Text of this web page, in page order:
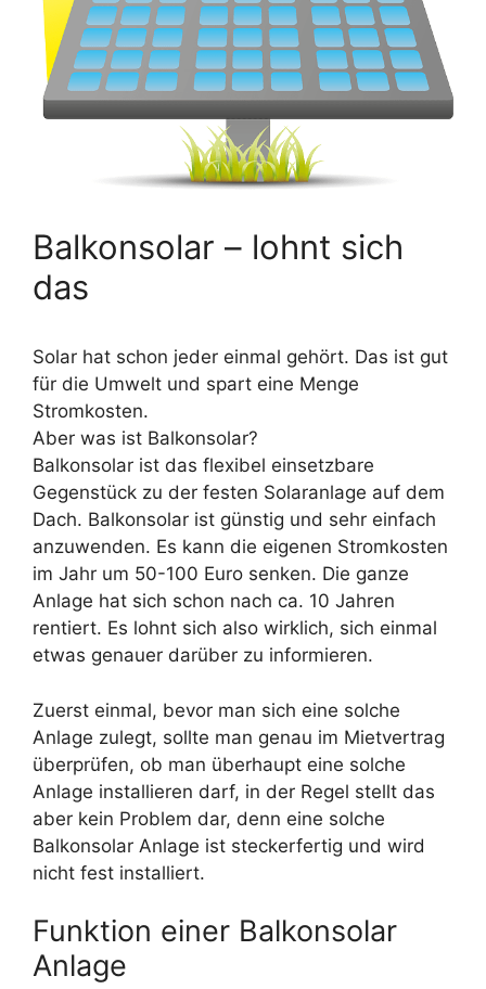
Balkonsolar – lohnt sich
das
Solar hat schon jeder einmal gehört. Das ist gut
für die Umwelt und spart eine Menge
Stromkosten.
Aber was ist Balkonsolar?
Balkonsolar ist das flexibel einsetzbare
Gegenstück zu der festen Solaranlage auf dem
Dach. Balkonsolar ist günstig und sehr einfach
anzuwenden. Es kann die eigenen Stromkosten
im Jahr um 50-100 Euro senken. Die ganze
Anlage hat sich schon nach ca. 10 Jahren
rentiert. Es lohnt sich also wirklich, sich einmal
etwas genauer darüber zu informieren.
Zuerst einmal, bevor man sich eine solche
Anlage zulegt, sollte man genau im Mietvertrag
überprüfen, ob man überhaupt eine solche
Anlage installieren darf, in der Regel stellt das
aber kein Problem dar, denn eine solche
Balkonsolar Anlage ist steckerfertig und wird
nicht fest installiert.
Funktion einer Balkonsolar
Anlage